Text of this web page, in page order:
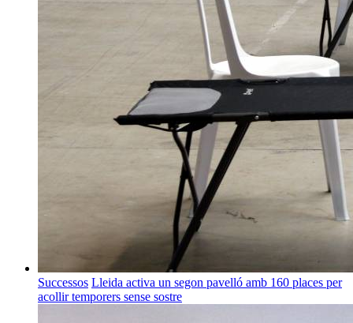
Successos Lleida activa un segon pavelló amb 160 places per
acollir temporers sense sostre